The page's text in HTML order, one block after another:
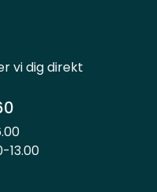
vi dig direkt
13.00